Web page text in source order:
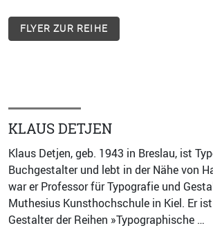
FLYER ZUR REIHE
KLAUS DETJEN
Klaus Detjen, geb. 1943 in Breslau, ist
Buchgestalter und lebt in der Nähe von
war er Professor für Typografie und
Muthesius Kunsthochschule in Kiel. Er
Gestalter der Reihen »Typographische …